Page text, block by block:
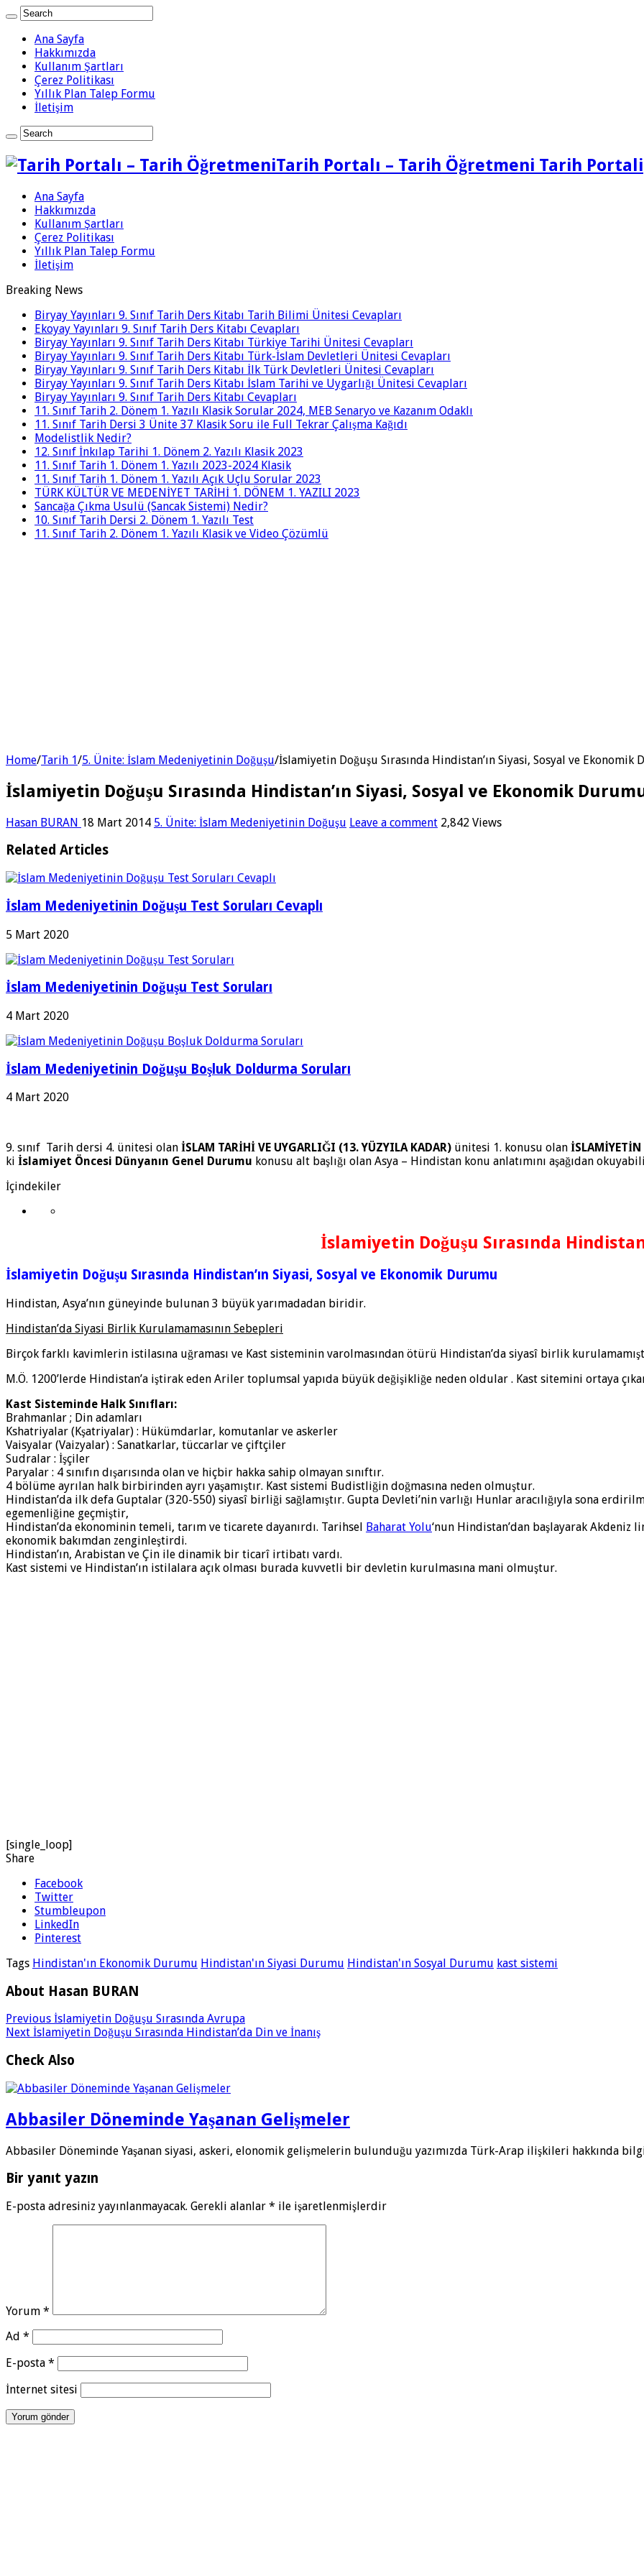
Ana Sayfa
Hakkımızda
Kullanım Şartları
Çerez Politikası
Yıllık Plan Talep Formu
İletişim
Tarih Portalı – Tarih Öğretmeni Tarih Portali
Ana Sayfa
Hakkımızda
Kullanım Şartları
Çerez Politikası
Yıllık Plan Talep Formu
İletişim
Breaking News
Biryay Yayınları 9. Sınıf Tarih Ders Kitabı Tarih Bilimi Ünitesi Cevapları
Ekoyay Yayınları 9. Sınıf Tarih Ders Kitabı Cevapları
Biryay Yayınları 9. Sınıf Tarih Ders Kitabı Türkiye Tarihi Ünitesi Cevapları
Biryay Yayınları 9. Sınıf Tarih Ders Kitabı Türk-İslam Devletleri Ünitesi Cevapları
Biryay Yayınları 9. Sınıf Tarih Ders Kitabı İlk Türk Devletleri Ünitesi Cevapları
Biryay Yayınları 9. Sınıf Tarih Ders Kitabı İslam Tarihi ve Uygarlığı Ünitesi Cevapları
Biryay Yayınları 9. Sınıf Tarih Ders Kitabı Cevapları
11. Sınıf Tarih 2. Dönem 1. Yazılı Klasik Sorular 2024, MEB Senaryo ve Kazanım Odaklı
11. Sınıf Tarih Dersi 3 Ünite 37 Klasik Soru ile Full Tekrar Çalışma Kağıdı
Modelistlik Nedir?
12. Sınıf İnkılap Tarihi 1. Dönem 2. Yazılı Klasik 2023
11. Sınıf Tarih 1. Dönem 1. Yazılı 2023-2024 Klasik
11. Sınıf Tarih 1. Dönem 1. Yazılı Açık Uçlu Sorular 2023
TÜRK KÜLTÜR VE MEDENİYET TARİHİ 1. DÖNEM 1. YAZILI 2023
Sancağa Çıkma Usulü (Sancak Sistemi) Nedir?
10. Sınıf Tarih Dersi 2. Dönem 1. Yazılı Test
11. Sınıf Tarih 2. Dönem 1. Yazılı Klasik ve Video Çözümlü
Home/Tarih 1/5. Ünite: İslam Medeniyetinin Doğuşu/İslamiyetin Doğuşu Sırasında Hindistan’ın Siyasi, Sosyal ve Ekonomik
İslamiyetin Doğuşu Sırasında Hindistan’ın Siyasi, Sosyal ve Ekonomik
Hasan BURAN 18 Mart 2014 5. Ünite: İslam Medeniyetinin Doğuşu Leave a comment 2,842 Views
Related Articles
İslam Medeniyetinin Doğuşu Test Soruları Cevaplı
5 Mart 2020
İslam Medeniyetinin Doğuşu Test Soruları
4 Mart 2020
İslam Medeniyetinin Doğuşu Boşluk Doldurma Soruları
4 Mart 2020
9. sınıf Tarih dersi 4. ünitesi olan İSLAM TARİHİ VE UYGARLIĞI (13. YÜZYILA KADAR) ünitesi 1. konusu olan İSLAMİYETİN
ki İslamiyet Öncesi Dünyanın Genel Durumu konusu alt başlığı olan Asya – Hindistan konu anlatımını aşağıdan
İçindekiler
İslamiyetin Doğuşu Sırasında
İslamiyetin Doğuşu Sırasında Hindistan’ın Siyasi, Sosyal ve Ekonomik Durumu
Hindistan, Asya’nın güneyinde bulunan 3 büyük yarımadadan biridir.
Hindistan’da Siyasi Birlik Kurulamamasının Sebepleri
Birçok farklı kavimlerin istilasına uğraması ve Kast sisteminin varolmasından ötürü Hindistan’da siyasî birlik
M.Ö. 1200’lerde Hindistan’a iştirak eden Ariler toplumsal yapıda büyük değişikliğe neden oldular . Kast sitemini ortaya
Kast Sisteminde Halk Sınıfları:
Brahmanlar ; Din adamları
Kshatriyalar (Kşatriyalar) : Hükümdarlar, komutanlar ve askerler
Vaisyalar (Vaizyalar) : Sanatkarlar, tüccarlar ve çiftçiler
Sudralar : İşçiler
Paryalar : 4 sınıfın dışarısında olan ve hiçbir hakka sahip olmayan sınıftır.
4 bölüme ayrılan halk birbirinden ayrı yaşamıştır. Kast sistemi Budistliğin doğmasına neden olmuştur.
Hindistan’da ilk defa Guptalar (320-550) siyasî birliği sağlamıştır. Gupta Devleti’nin varlığı Hunlar aracılığıyla sona
egemenliğine geçmiştir,
Hindistan’da ekonominin temeli, tarım ve ticarete dayanırdı. Tarihsel Baharat Yolu‘nun Hindistan’dan başlayarak Akdeniz
ekonomik bakımdan zenginleştirdi.
Hindistan’ın, Arabistan ve Çin ile dinamik bir ticarî irtibatı vardı.
Kast sistemi ve Hindistan’ın istilalara açık olması burada kuvvetli bir devletin kurulmasına mani olmuştur.
[single_loop]
Share
Facebook
Twitter
Stumbleupon
LinkedIn
Pinterest
Tags Hindistan'ın Ekonomik Durumu Hindistan'ın Siyasi Durumu Hindistan'ın Sosyal Durumu kast sistemi
About Hasan BURAN
Previous İslamiyetin Doğuşu Sırasında Avrupa
Next İslamiyetin Doğuşu Sırasında Hindistan’da Din ve İnanış
Check Also
Abbasiler Döneminde Yaşanan Gelişmeler
Abbasiler Döneminde Yaşanan siyasi, askeri, elonomik gelişmelerin bulunduğu yazımızda Türk-Arap ilişkileri hakkında
Bir yanıt yazın
E-posta adresiniz yayınlanmayacak. Gerekli alanlar * ile işaretlenmişlerdir
Yorum *
Ad *
E-posta *
İnternet sitesi